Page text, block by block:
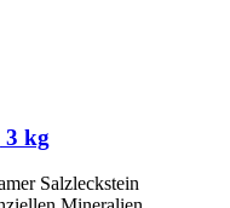
3 kg
Salzleckstein